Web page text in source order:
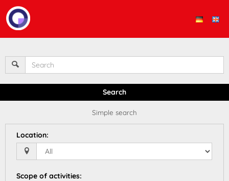
Search
Simple search
Location:
Scope of activities: